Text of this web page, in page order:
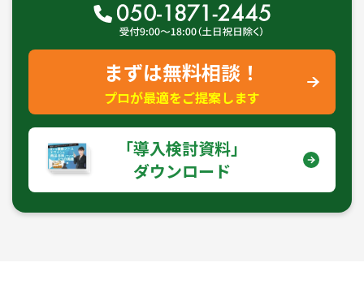
まずは無料相談！
プロが最適をご提案します
｢導入検討資料｣
ダウンロード